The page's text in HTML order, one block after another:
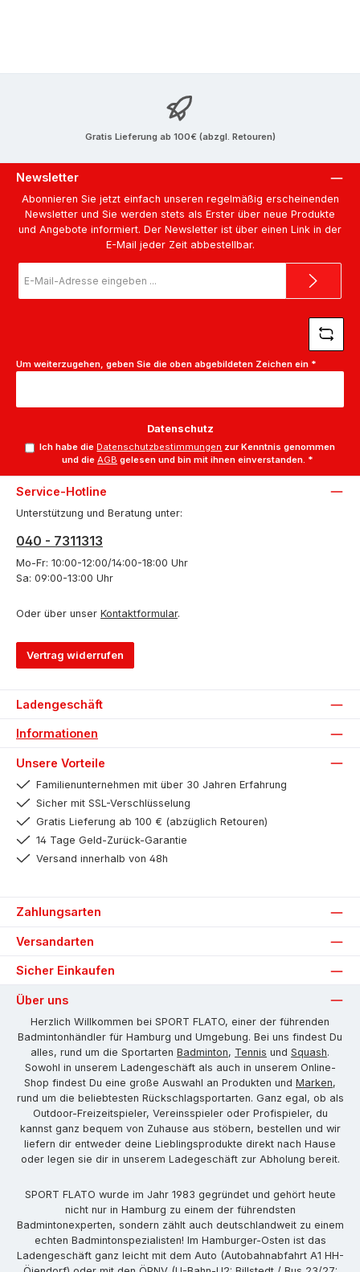
Gratis Lieferung ab 100€ (abzgl. Retouren)
Newsletter
Abonnieren Sie jetzt einfach unseren regelmäßig erscheinenden
Newsletter und Sie werden stets als Erster über neue Produkte
und Angebote informiert. Der Newsletter ist über einen Link in der
E-Mail jeder Zeit abbestellbar.
Mail-
Adresse
Um weiterzugehen, geben Sie die oben abgebildeten Zeichen ein *
Datenschutz
Ich habe die Datenschutzbestimmungen zur Kenntnis genommen
und dieAGB gelesen und bin mit ihnen einverstanden. *
Service-Hotline
Unterstützung und Beratung unter:
040 - 7311313
Mo-Fr: 10:00-12:00/14:00-18:00 Uhr
Sa: 09:00-13:00 Uhr
Oder über unser Kontaktformular.
Vertrag widerrufen
Ladengeschäft
Informationen
Unsere Vorteile
Familienunternehmen mit über 30 Jahren Erfahrung
Sicher mit SSL-Verschlüsselung
Gratis Lieferung ab 100 € (abzüglich Retouren)
14 Tage Geld-Zurück-Garantie
Versand innerhalb von 48h
Zahlungsarten
Versandarten
Sicher Einkaufen
Über uns
Herzlich Willkommen bei SPORT FLATO, einer der führenden
Badmintonhändler für Hamburg und Umgebung. Bei uns findest Du
alles, rund um die Sportarten Badminton, Tennis und Squash.
Sowohl in unserem Ladengeschäft als auch in unserem Online-
Shop findest Du eine große Auswahl an Produkten und Marken,
rund um die beliebtesten Rückschlagsportarten. Ganz egal, ob als
Outdoor-Freizeitspieler, Vereinsspieler oder Profispieler, du
kannst ganz bequem von Zuhause aus stöbern, bestellen und wir
liefern dir entweder deine Lieblingsprodukte direkt nach Hause
oder legen sie dir in unserem Ladegeschäft zur Abholung bereit.
SPORT FLATO wurde im Jahr 1983 gegründet und gehört heute
nicht nur in Hamburg zu einem der führendsten
Badmintonexperten, sondern zählt auch deutschlandweit zu einem
echten Badmintonspezialisten! Im Hamburger-Osten ist das
Ladengeschäft ganz leicht mit dem Auto (Autobahnabfahrt A1 HH-